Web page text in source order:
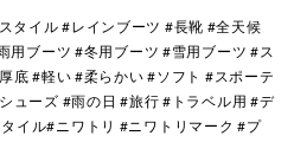
タイル #レインブーツ #長靴 #全天候
用ブーツ #冬用ブーツ #雪用ブーツ #ス
底 #軽い #柔らかい #ソフト #スポーテ
ューズ #雨の日 #旅行 #トラベル用 #デ
イル#ニワトリ #ニワトリマーク #プ